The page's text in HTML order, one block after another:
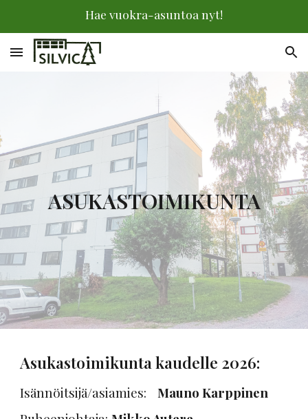
Skip to navigation
Hae vuokra-asuntoa nyt!
ASUKASTOIMIKUNTA
Asukastoimikunta kaudelle 2026:
Isännöitsijä/asiamies:
Mauno Karppinen